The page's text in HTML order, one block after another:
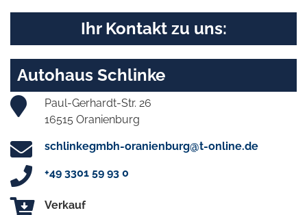
Ihr Kontakt zu uns:
Autohaus Schlinke
Paul-Gerhardt-Str. 26
16515 Oranienburg
schlinkegmbh-oranienburg@t-online.de
+49 3301 59 93 0
Verkauf